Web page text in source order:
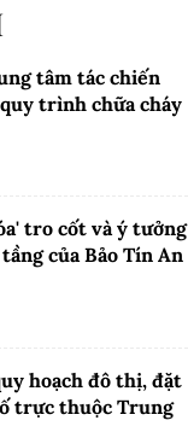
tâm tác chiến
trình chữa cháy
tro cốt và ý tưởng
của Bảo Tín An
hoạch đô thị, đặt
trực thuộc Trung